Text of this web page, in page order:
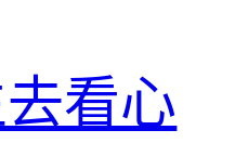
看心